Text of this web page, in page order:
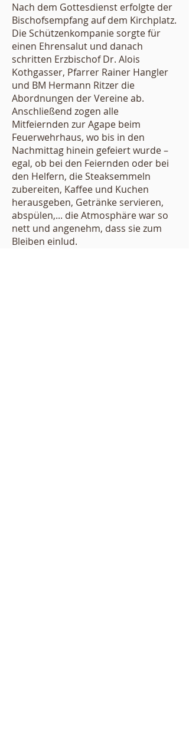
Nach dem Gottesdienst erfolgte der
Bischofsempfang auf dem Kirchplatz.
Die Schützenkompanie sorgte für
einen Ehrensalut und danach
schritten Erzbischof Dr. Alois
Kothgasser, Pfarrer Rainer Hangler
und BM Hermann Ritzer die
Abordnungen der Vereine ab.
Anschließend zogen alle
Mitfeiernden zur Agape beim
Feuerwehrhaus, wo bis in den
Nachmittag hinein gefeiert wurde –
egal, ob bei den Feiernden oder bei
den Helfern, die Steaksemmeln
zubereiten, Kaffee und Kuchen
herausgeben, Getränke servieren,
abspülen,... die Atmosphäre war so
nett und angenehm, dass sie zum
Bleiben einlud.